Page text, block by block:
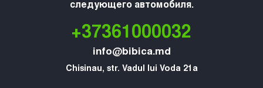
следующего автомобиля.
+37361000032
info@bibica.md
Chisinau, str. Vadul lui Voda 21a